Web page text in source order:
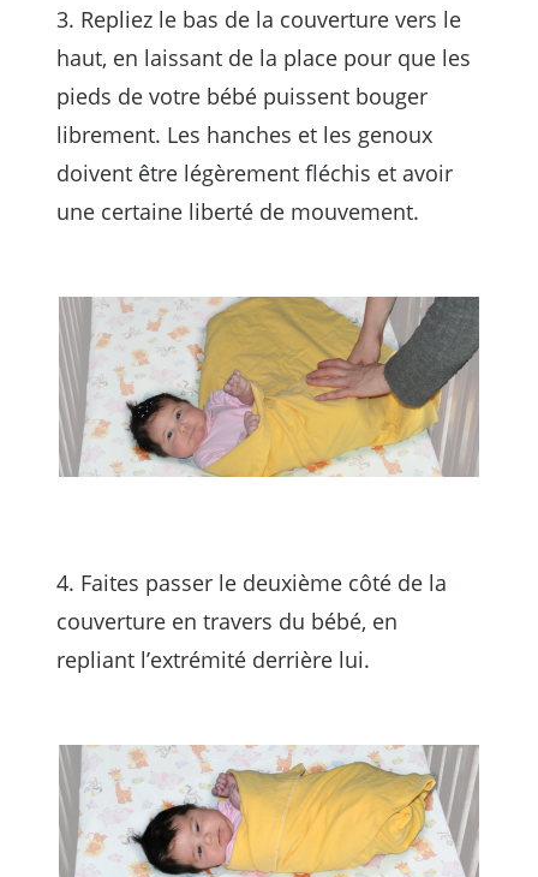
3. Repliez le bas de la couverture vers le
haut, en laissant de la place pour que les
pieds de votre bébé puissent bouger
librement. Les hanches et les genoux
doivent être légèrement fléchis et avoir
une certaine liberté de mouvement.
4. Faites passer le deuxième côté de la
couverture en travers du bébé, en
repliant l’extrémité derrière lui.